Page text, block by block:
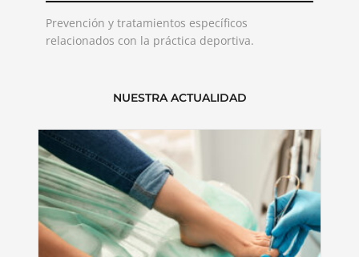
Prevención y tratamientos específicos
relacionados con la práctica deportiva.
NUESTRA ACTUALIDAD